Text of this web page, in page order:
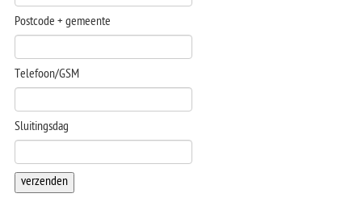
Postcode + gemeente
Telefoon/GSM
Sluitingsdag